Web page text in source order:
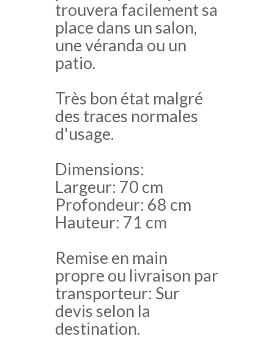
trouvera facilement sa
place dans un salon,
une véranda ou un
patio.
Très bon état malgré
des traces normales
d'usage.
Dimensions:
Largeur: 70 cm
Profondeur: 68 cm
Hauteur: 71 cm
Remise en main
propre ou livraison par
transporteur: Sur
devis selon la
destination.